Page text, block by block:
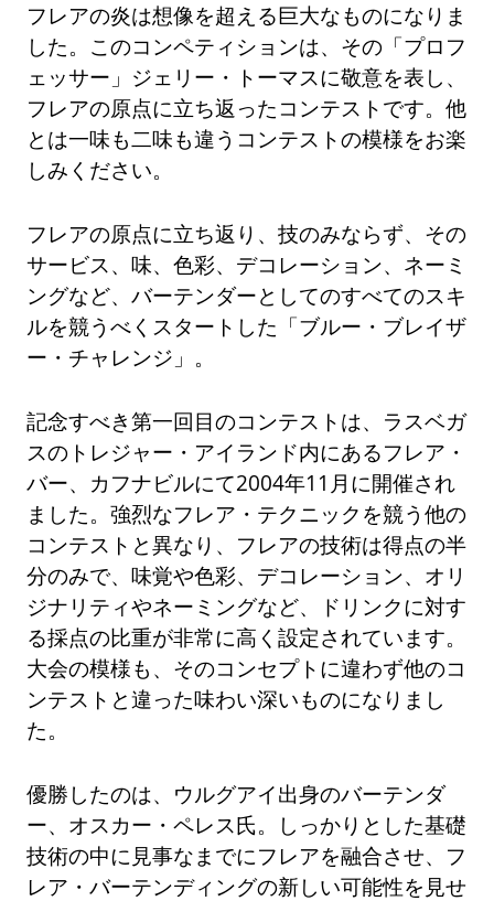
フレアの炎は想像を超える巨大なものになりま
した。このコンペティションは、その「プロフ
ェッサー」ジェリー・トーマスに敬意を表し、
フレアの原点に立ち返ったコンテストです。他
とは一味も二味も違うコンテストの模様をお楽
しみください。
フレアの原点に立ち返り、技のみならず、その
サービス、味、色彩、デコレーション、ネーミ
ングなど、バーテンダーとしてのすべてのスキ
ルを競うべくスタートした「ブルー・ブレイザ
ー・チャレンジ」。
記念すべき第一回目のコンテストは、ラスベガ
スのトレジャー・アイランド内にあるフレア・
バー、カフナビルにて2004年11月に開催され
ました。強烈なフレア・テクニックを競う他の
コンテストと異なり、フレアの技術は得点の半
分のみで、味覚や色彩、デコレーション、オリ
ジナリティやネーミングなど、ドリンクに対す
る採点の比重が非常に高く設定されています。
大会の模様も、そのコンセプトに違わず他のコ
ンテストと違った味わい深いものになりまし
た。
優勝したのは、ウルグアイ出身のバーテンダ
ー、オスカー・ペレス氏。しっかりとした基礎
技術の中に見事なまでにフレアを融合させ、フ
レア・バーテンディングの新しい可能性を見せ